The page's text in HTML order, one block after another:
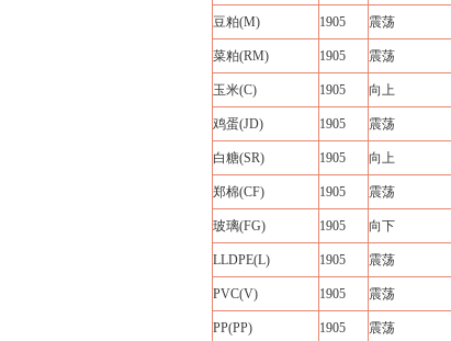
豆粕(M) 1905 震荡
菜粕(RM) 1905 震荡
玉米(C) 1905 向上
鸡蛋(JD) 1905 震荡
白糖(SR) 1905 向上
郑棉(CF) 1905 震荡
玻璃(FG) 1905 向下
LLDPE(L) 1905 震荡
PVC(V) 1905 震荡
PP(PP) 1905 震荡